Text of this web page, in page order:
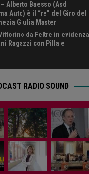
Alberto Baesso (Asd
Auto) è il “re” del Giro del
Giulia Master
da Feltre in evidenza
Ragazzi con Pilla e
RADIO SOUND